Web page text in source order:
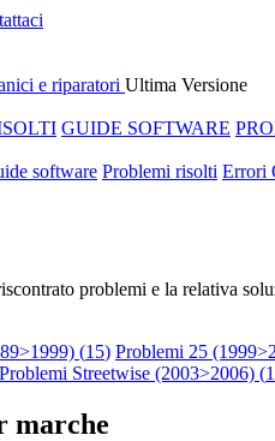
Ultima Versione
GUIDE SOFTWARE
software Problemi risolti Errori
problemi e la relativa
(15) Problemi 25
Problemi Streetwise (2003>2006) (1
marche